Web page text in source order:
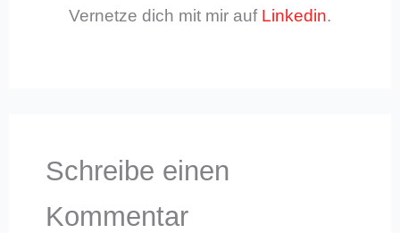
Vernetze dich mit mir auf Linkedin.
Schreibe einen
Kommentar